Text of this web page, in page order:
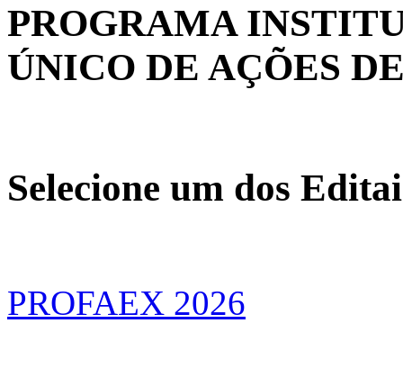
PROGRAMA
ÚNICO DE AÇÕES
Selecione um dos
PROFAEX 2026